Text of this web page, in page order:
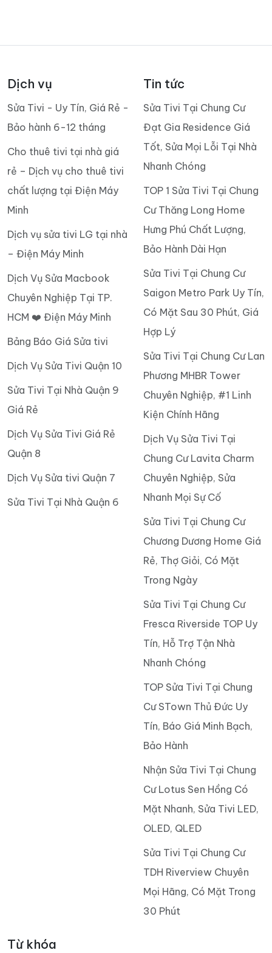
Dịch vụ
Sửa Tivi - Uy Tín, Giá Rẻ -
Bảo hành 6-12 tháng
Cho thuê tivi tại nhà giá
rẻ – Dịch vụ cho thuê tivi
chất lượng tại Điện Máy
Minh
Dịch vụ sửa tivi LG tại nhà
– Điện Máy Minh
Dịch Vụ Sửa Macbook
Chuyên Nghiệp Tại TP.
HCM ❤️ Điện Máy Minh
Bảng Báo Giá Sửa tivi
Dịch Vụ Sửa Tivi Quận 10
Sửa Tivi Tại Nhà Quận 9
Giá Rẻ
Dịch Vụ Sửa Tivi Giá Rẻ
Quận 8
Dịch Vụ Sửa tivi Quận 7
Sửa Tivi Tại Nhà Quận 6
Tin tức
Sửa Tivi Tại Chung Cư
Đạt Gia Residence Giá
Tốt, Sửa Mọi Lỗi Tại Nhà
Nhanh Chóng
TOP 1 Sửa Tivi Tại Chung
Cư Thăng Long Home
Hưng Phú Chất Lượng,
Bảo Hành Dài Hạn
Sửa Tivi Tại Chung Cư
Saigon Metro Park Uy Tín,
Có Mặt Sau 30 Phút, Giá
Hợp Lý
Sửa Tivi Tại Chung Cư Lan
Phương MHBR Tower
Chuyên Nghiệp, #1 Linh
Kiện Chính Hãng
Dịch Vụ Sửa Tivi Tại
Chung Cư Lavita Charm
Chuyên Nghiệp, Sửa
Nhanh Mọi Sự Cố
Sửa Tivi Tại Chung Cư
Chương Dương Home Giá
Rẻ, Thợ Giỏi, Có Mặt
Trong Ngày
Sửa Tivi Tại Chung Cư
Fresca Riverside TOP Uy
Tín, Hỗ Trợ Tận Nhà
Nhanh Chóng
TOP Sửa Tivi Tại Chung
Cư STown Thủ Đức Uy
Tín, Báo Giá Minh Bạch,
Bảo Hành
Nhận Sửa Tivi Tại Chung
Cư Lotus Sen Hồng Có
Mặt Nhanh, Sửa Tivi LED,
OLED, QLED
Sửa Tivi Tại Chung Cư
TDH Riverview Chuyên
Mọi Hãng, Có Mặt Trong
30 Phút
Từ khóa